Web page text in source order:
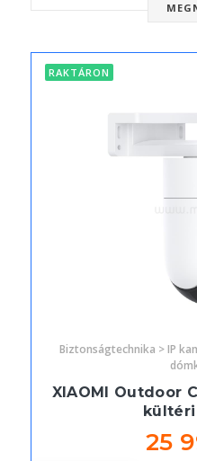
RAKTÁRON
Biztonságtechnika > IP
XIAOMI Outdoor
kültéri
25